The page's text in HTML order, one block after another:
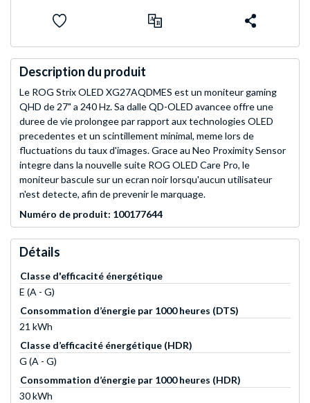
Description du produit
Le ROG Strix OLED XG27AQDMES est un moniteur gaming
QHD de 27" a 240 Hz. Sa dalle QD-OLED avancee offre une
duree de vie prolongee par rapport aux technologies OLED
precedentes et un scintillement minimal, meme lors de
fluctuations du taux d'images. Grace au Neo Proximity Sensor
integre dans la nouvelle suite ROG OLED Care Pro, le
moniteur bascule sur un ecran noir lorsqu'aucun utilisateur
n'est detecte, afin de prevenir le marquage.
Numéro de produit: 100177644
Détails
Classe d'efficacité énergétique
E (A - G)
Consommation d’énergie par 1000 heures (DTS)
21 kWh
Classe d’efficacité énergétique (HDR)
G (A - G)
Consommation d’énergie par 1000 heures (HDR)
30 kWh